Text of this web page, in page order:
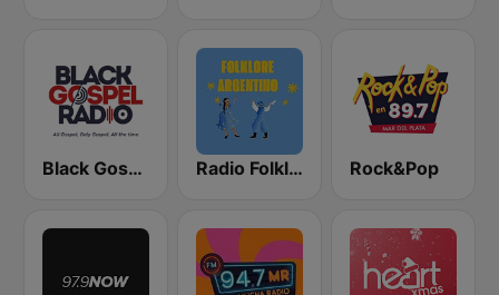
Black Gospel Radio Radio Folklore Argentino Rock&Pop